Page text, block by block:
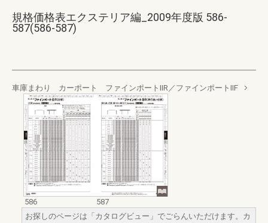
規格価格表エクステリア編_2009年度版 586-
587(586-587)
車庫まわり カーポート ファインポートⅡR／ファインポートⅡF
586
587
お探しのページは「カタログビュー」でごらんいただけます。カ